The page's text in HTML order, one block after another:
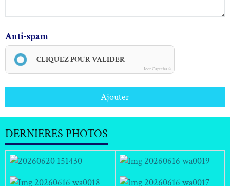
Anti-spam
CLIQUEZ POUR VALIDER
IconCaptcha ©
Ajouter
DERNIERES PHOTOS